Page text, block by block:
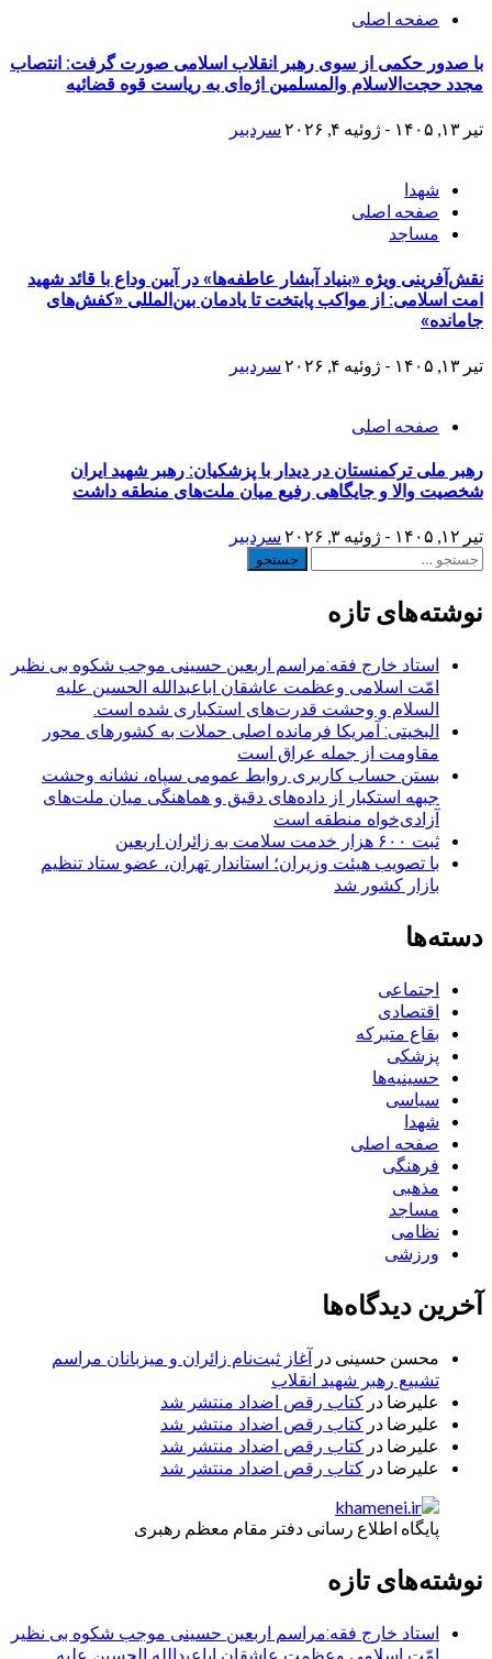
صفحه اصلی
با صدور حکمی از سوی رهبر انقلاب اسلامی صورت گرفت: انتصاب
مجدد حجت‌الاسلام والمسلمین اژه‌ای به ریاست قوه قضائیه
تیر ۱۳, ۱۴۰۵ - ژوئیه ۴, ۲۰۲۶ سردبیر
شهدا
صفحه اصلی
مساجد
نقش‌آفرینی ویژه «بنیاد آبشار عاطفه‌ها» در آیین وداع با قائد شهید
امت اسلامی: از مواکب پایتخت تا یادمان بین‌المللی «کفش‌های
جامانده»
تیر ۱۳, ۱۴۰۵ - ژوئیه ۴, ۲۰۲۶ سردبیر
صفحه اصلی
رهبر ملی ترکمنستان در دیدار با پزشکیان: رهبر شهید ایران
شخصیت والا و جایگاهی رفیع میان ملت‌های منطقه داشت
تیر ۱۲, ۱۴۰۵ - ژوئیه ۳, ۲۰۲۶
سردبیر
جستجو
نوشته‌های تازه
استاد خارج فقه:مراسم اربعین حسینی موجب شکوه بی نظیر
امّت اسلامی وعظمت عاشقان اباعبدالله الحسین علیه
السلام و وحشت قدرت‌های استکباری شده است.
البخیتی: آمریکا فرمانده اصلی حملات به کشورهای محور
مقاومت از جمله عراق است
بستن حساب کاربری روابط عمومی سپاه، نشانه‌ وحشت
جبهه استکبار از داده‌های دقیق و هماهنگی میان ملت‌های
آزادی‌خواه منطقه است
ثبت ۶۰۰ هزار خدمت سلامت به زائران اربعین
با تصویب هیئت وزیران؛ استاندار تهران، عضو ستاد تنظیم
بازار کشور شد
دسته‌ها
اجتماعی
اقتصادی
بقاع متبرکه
پزشکی
حسینیه‌ها
سیاسی
شهدا
صفحه اصلی
فرهنگی
مذهبی
مساجد
نظامی
ورزشی
آخرین دیدگاه‌ها
محسن حسینی در آغاز ثبت‌نام زائران و میزبانان مراسم
تشییع رهبر شهید انقلاب
علیرضا در کتاب رقص اضداد منتشر شد
علیرضا در کتاب رقص اضداد منتشر شد
علیرضا در کتاب رقص اضداد منتشر شد
علیرضا در کتاب رقص اضداد منتشر شد
پایگاه اطلاع رسانی دفتر مقام معظم رهبری
نوشته‌های تازه
استاد خارج فقه:مراسم اربعین حسینی موجب شکوه بی نظیر
امّت اسلامی وعظمت عاشقان اباعبدالله الحسین علیه